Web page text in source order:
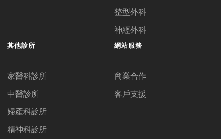
整型外科
神經外科
其他診所
家醫科診所
中醫診所
婦產科診所
精神科診所
網站服務
商業合作
客戶支援